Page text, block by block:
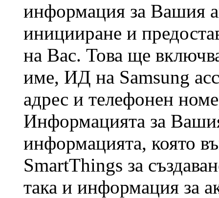
информация за Вашия
иницииране и
на Вас. Това ще
име, ИД на Samsung
адрес и телефонен
Информацията за
информацията, която
SmartThings за
така и информация за